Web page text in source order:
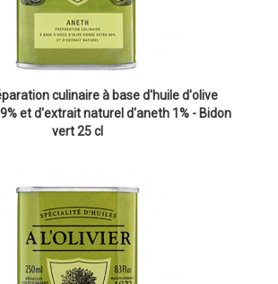
culinaire à base d'huile d'olive
et d'extrait naturel d'aneth 1% - Bidon
vert 25 cl